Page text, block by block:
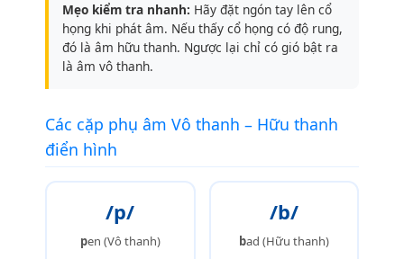
Mẹo kiểm tra nhanh: Hãy đặt ngón tay lên cổ
họng khi phát âm. Nếu thấy cổ họng có độ rung,
đó là âm hữu thanh. Ngược lại chỉ có gió bật ra
là âm vô thanh.
Các cặp phụ âm Vô thanh – Hữu thanh
điển hình
/p/
pen (Vô thanh)
/b/
bad (Hữu thanh)